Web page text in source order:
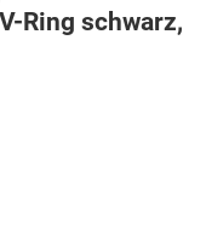
Ring schwarz,